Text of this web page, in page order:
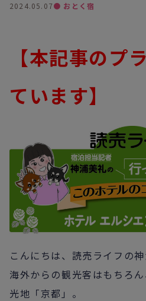
2024.05.07● おとく宿
【本記事のプ
ています】
こんにちは、読売ライフの神
海外からの観光客はもちろ
光地「京都」。